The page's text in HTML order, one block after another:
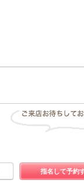
指名して予約